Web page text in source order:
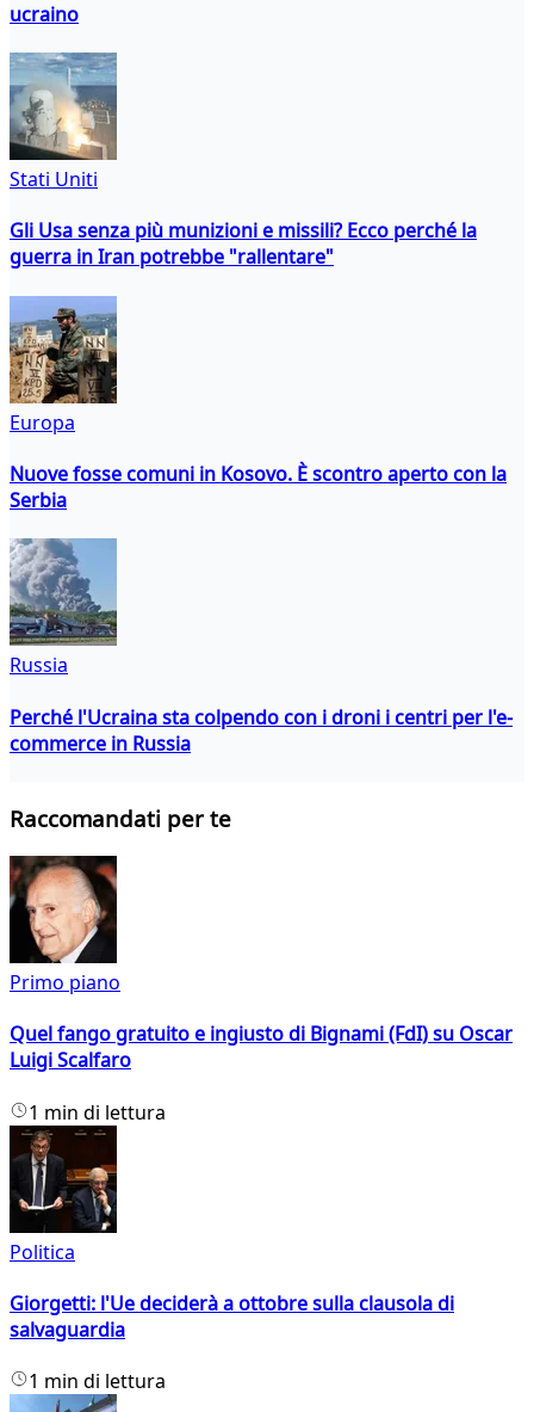
ucraino
Stati Uniti
Gli Usa senza più munizioni e missili? Ecco perché la
guerra in Iran potrebbe "rallentare"
Europa
Nuove fosse comuni in Kosovo. È scontro aperto con la
Serbia
Russia
Perché l'Ucraina sta colpendo con i droni i centri per l'e-
commerce in Russia
Raccomandati per te
Primo piano
Quel fango gratuito e ingiusto di Bignami (FdI) su Oscar
Luigi Scalfaro
1 min di lettura
Politica
Giorgetti: l'Ue deciderà a ottobre sulla clausola di
salvaguardia
1 min di lettura